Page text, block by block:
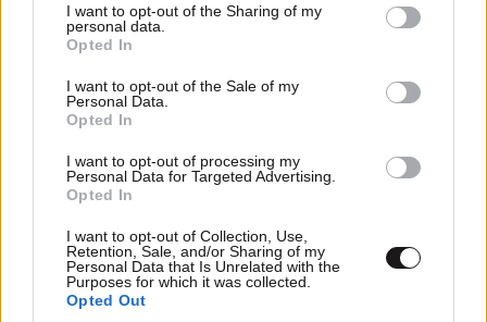
not limited to your visit or usage behaviour. You may click to
grant or deny consent to Google and its third-party tags to
use your data for below specified purposes in below Google
consent section.
I want to opt-out of the Sharing of my
personal data.
Opted In
I want to opt-out of the Sale of my
Personal Data.
Opted In
I want to opt-out of processing my
Personal Data for Targeted Advertising.
Opted In
I want to opt-out of Collection, Use,
Retention, Sale, and/or Sharing of my
Personal Data that Is Unrelated with the
Purposes for which it was collected.
Opted Out
Διαβάστε και ακολουθήστε τους κανόνες σχολιασμού
ΠΡΟΣΘΗΚΗ
Zuck Felenski
"Γνωρίζουμε ότι δημιουργεί ένα προπαγανδιστικό
προπέτασμα καπνού για να υπερασπιστεί μια εισβολή
απολύτως διαβολική" είπε ένας εκπρόσωπος της